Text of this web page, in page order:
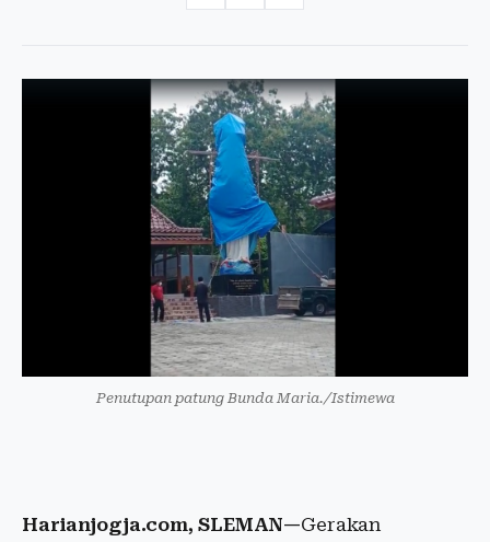
Penutupan patung Bunda Maria./Istimewa
Harianjogja.com, SLEMAN—Gerakan